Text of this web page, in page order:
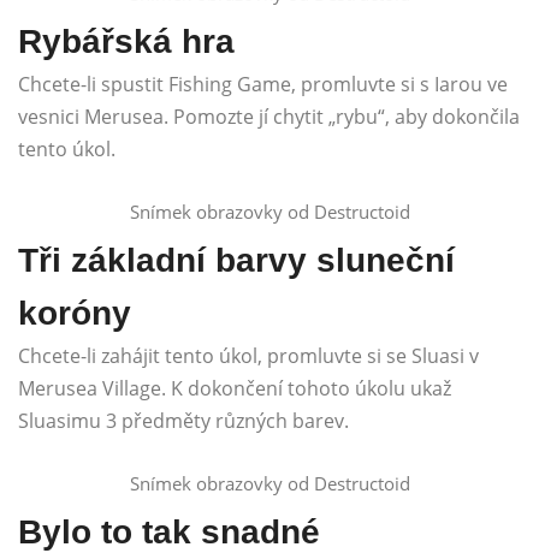
Rybářská hra
Chcete-li spustit Fishing Game, promluvte si s Iarou ve
vesnici Merusea. Pomozte jí chytit „rybu“, aby dokončila
tento úkol.
Snímek obrazovky od Destructoid
Tři základní barvy sluneční
koróny
Chcete-li zahájit tento úkol, promluvte si se Sluasi v
Merusea Village. K dokončení tohoto úkolu ukaž
Sluasimu 3 předměty různých barev.
Snímek obrazovky od Destructoid
Bylo to tak snadné